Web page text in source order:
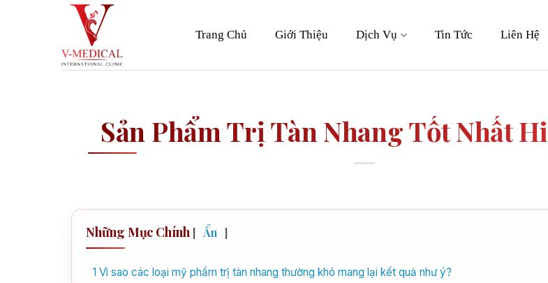
Trang Chủ Giới Thiệu Dịch Vụ Tin Tức Liên Hệ
Sản Phẩm Trị Tàn Nhang Tốt Nhất
Những Mục Chính [ Ẩn ]
1 Vì sao các loại mỹ phẩm trị tàn nhang thường khó mang lại kết quả như ý?